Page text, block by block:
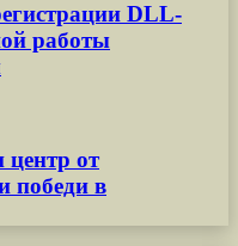
DLL-
работы
от
победи в